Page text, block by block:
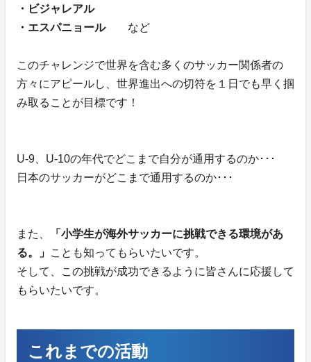
・ビジャレアル
・エスパニョールなど
このチャレンジで世界を含む多くのサッカー関係者の
方々にアピールし、世界進出への切符を１日でも早く掴
み取ることが目標です！
U-9、U-10の年代でどこまで自分が通用するのか･･･
日本のサッカーがどこまで通用するのか･･･
また、
「小学生が海外サッカーに挑戦できる環境があ
る。」 ことも知ってもらいたいです。
そして、この挑戦が成功できるように皆さんに応援して
もらいたいです。
これまでの活動